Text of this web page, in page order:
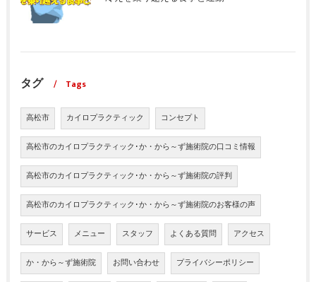
タグ Tags
高松市 カイロプラクティック コンセプト
高松市のカイロプラクティック･か・から～ず施術院の口コミ情報
高松市のカイロプラクティック･か・から～ず施術院の評判
高松市のカイロプラクティック･か・から～ず施術院のお客様の声
サービス メニュー スタッフ よくある質問 アクセス
か・から～ず施術院 お問い合わせ プライバシーポリシー